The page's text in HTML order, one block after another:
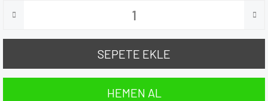
SEPETE EKLE
HEMEN AL